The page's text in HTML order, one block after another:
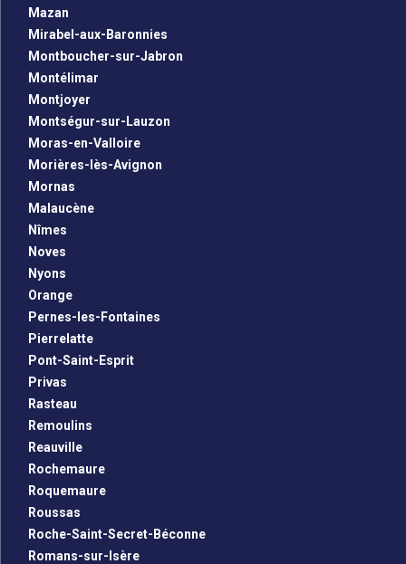
Mazan
Mirabel-aux-Baronnies
Montboucher-sur-Jabron
Montélimar
Montjoyer
Montségur-sur-Lauzon
Moras-en-Valloire
Morières-lès-Avignon
Mornas
Malaucène
Nîmes
Noves
Nyons
Orange
Pernes-les-Fontaines
Pierrelatte
Pont-Saint-Esprit
Privas
Rasteau
Remoulins
Reauville
Rochemaure
Roquemaure
Roussas
Roche-Saint-Secret-Béconne
Romans-sur-Isère